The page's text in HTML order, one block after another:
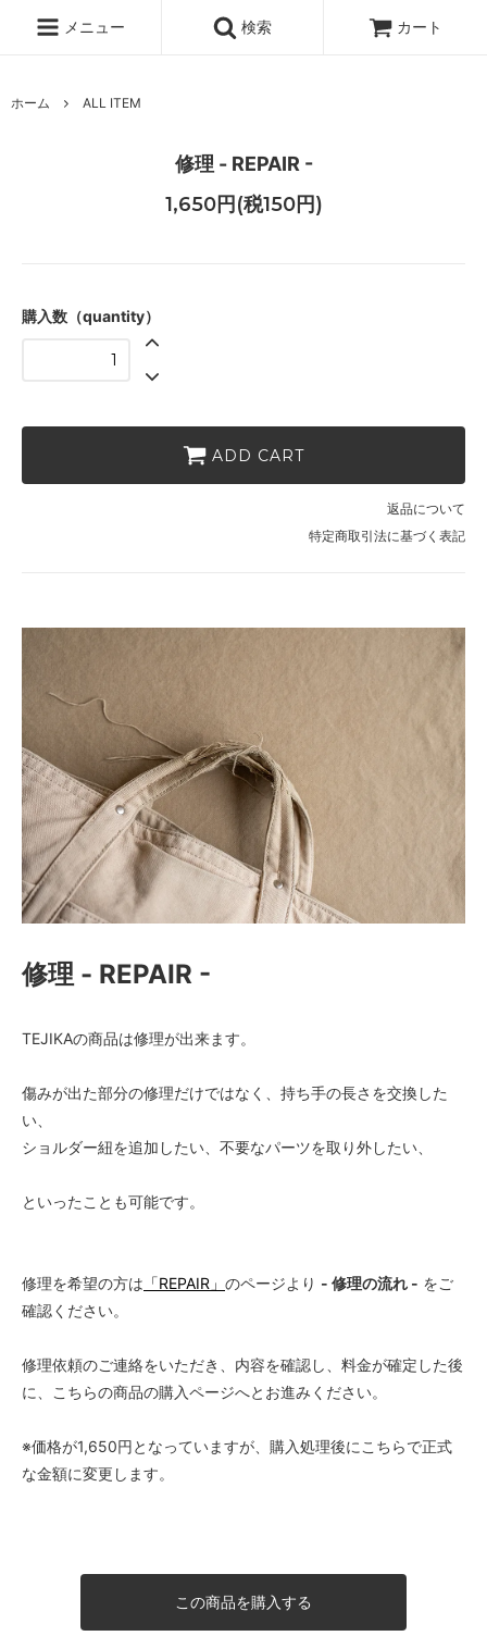
メニュー 検索 カート
ホーム ALL ITEM
修理 - REPAIR -
1,650円(税150円)
購入数（quantity）
ADD CART
返品について
特定商取引法に基づく表記
修理 - REPAIR -
TEJIKAの商品は修理が出来ます。
傷みが出た部分の修理だけではなく、持ち手の長さを交換した
い、
ショルダー紐を追加したい、不要なパーツを取り外したい、
といったことも可能です。
修理を希望の方は 「REPAIR」 のページより - 修理の流れ - をご
確認ください。
修理依頼のご連絡をいただき、内容を確認し、料金が確定した後
に、こちらの商品の購入ページへとお進みください。
※価格が1,650円となっていますが、購入処理後にこちらで正式
な金額に変更します。
この商品を購入する